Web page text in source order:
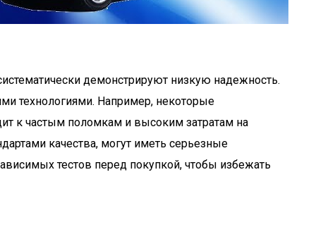
демонстрируют низкую надежность.
технологиями. Например, некоторые
к частым поломкам и высоким затратам на
качества, могут иметь серьезные
тестов перед покупкой, чтобы избежать